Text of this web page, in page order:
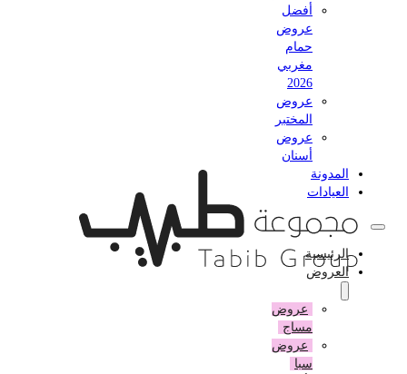
أفضل
عروض
حمام
مغربي
عروض
المختبر
عروض
أسنان
المدونة
العيادات
الرئيسية
العروض
عروض
مساج
عروض